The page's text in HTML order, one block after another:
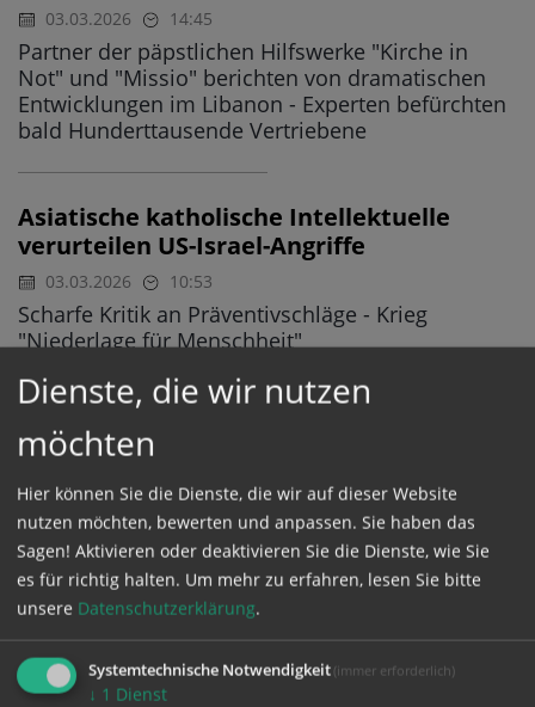
03.03.2026 14:45
Partner der päpstlichen Hilfswerke "Kirche in
Not" und "Missio" berichten von dramatischen
Entwicklungen im Libanon - Experten befürchten
bald Hunderttausende Vertriebene
Asiatische katholische Intellektuelle
verurteilen US-Israel-Angriffe
03.03.2026 10:53
Scharfe Kritik an Präventivschläge - Krieg
"Niederlage für Menschheit"
Caritas: Spirale der Gewalt im Nahen
Osten stoppen
KRIEG 03.03.2026 10:13
Caritas-Vizepräsident Bodmann warnt vor
Ausweitung der Gewalt auf weitere Länder der
Region: "Österreich und die Europäische Union
müssen jetzt alle diplomatischen Möglichkeiten
verhindern" - Millionen Menschen zunehmend in
akuter Not
Dienste, die wir nutzen
möchten
Hier können Sie die Dienste, die wir auf dieser Website
nutzen möchten, bewerten und anpassen. Sie haben das
Sagen! Aktivieren oder deaktivieren Sie die Dienste, wie Sie
es für richtig halten. Um mehr zu erfahren, lesen Sie bitte
unsere Datenschutzerklärung.
Systemtechnische Notwendigkeit (immer erforderlich)
↓ 1 Dienst